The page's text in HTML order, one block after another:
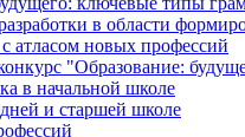
в области
атласом новых профессий
"Образование:
в начальной школе
и старшей школе